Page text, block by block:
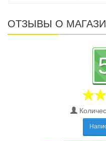
ОТЗЫВЫ О